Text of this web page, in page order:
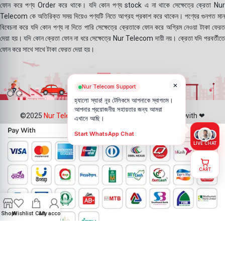
ফোন করে পণ্য Order করে থাকে। যদি কোন পণ্য stock এ না থাকে সেক্ষেত্রে ক্রেতা Nur
Telecom কে অতিরিক্ত সময় দিয়েও পণ্যটি নিতে আগ্রহ প্রকাশ করে থাকেন। পণ্যের গুনগত মান
বিবেচনা করে যদি কোন পণ্য না দিতে পারি সেক্ষেত্রে ক্রেতাকে ফোন করে অগ্রিম নেওয়া টাকা ফেরত
দেয়া হয়। যদি কোন ক্রেতা ফোন না ধরে সেক্ষেত্রে Nur Telecom দায়ী নয়। ক্রেতা যদি পরবর্তীতে
ফোন করে সাথে সাথে টাকা ফেরত দেয়া হয়।
©2025 Nur Telecom- All Rights Reserved || Created with ❤
ShopWishlist CartMy account
×
Nur Telecom Support
হ্যালো স্যার! নূর টেলিকমে আপনাকে স্বাগতম।
আপনার প্রয়োজনীয় সহায়তার জন্য আমরা
এখানে আছি।
Start WhatsApp Chat
LIVE CHAT
CART